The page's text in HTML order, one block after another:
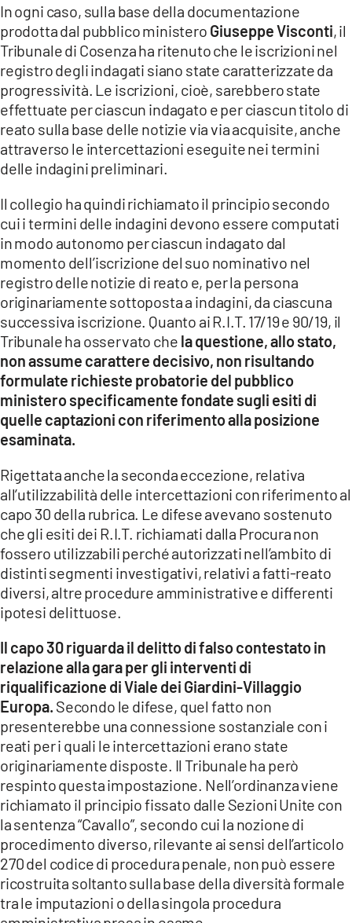
In ogni caso, sulla base della documentazione
prodotta dal pubblico ministero Giuseppe Visconti, il
Tribunale di Cosenza ha ritenuto che le iscrizioni nel
registro degli indagati siano state caratterizzate da
progressività. Le iscrizioni, cioè, sarebbero state
effettuate per ciascun indagato e per ciascun titolo di
reato sulla base delle notizie via via acquisite, anche
attraverso le intercettazioni eseguite nei termini
delle indagini preliminari.
Il collegio ha quindi richiamato il principio secondo
cui i termini delle indagini devono essere computati
in modo autonomo per ciascun indagato dal
momento dell’iscrizione del suo nominativo nel
registro delle notizie di reato e, per la persona
originariamente sottoposta a indagini, da ciascuna
successiva iscrizione. Quanto ai R.I.T. 17/19 e 90/19, il
Tribunale ha osservato che la questione, allo stato,
non assume carattere decisivo, non risultando
formulate richieste probatorie del pubblico
ministero specificamente fondate sugli esiti di
quelle captazioni con riferimento alla posizione
esaminata.
Rigettata anche la seconda eccezione, relativa
all’utilizzabilità delle intercettazioni con riferimento al
capo 30 della rubrica. Le difese avevano sostenuto
che gli esiti dei R.I.T. richiamati dalla Procura non
fossero utilizzabili perché autorizzati nell’ambito di
distinti segmenti investigativi, relativi a fatti-reato
diversi, altre procedure amministrative e differenti
ipotesi delittuose.
Il capo 30 riguarda il delitto di falso contestato in
relazione alla gara per gli interventi di
riqualificazione di Viale dei Giardini-Villaggio
Europa. Secondo le difese, quel fatto non
presenterebbe una connessione sostanziale con i
reati per i quali le intercettazioni erano state
originariamente disposte. Il Tribunale ha però
respinto questa impostazione. Nell’ordinanza viene
richiamato il principio fissato dalle Sezioni Unite con
la sentenza “Cavallo”, secondo cui la nozione di
procedimento diverso, rilevante ai sensi dell’articolo
270 del codice di procedura penale, non può essere
ricostruita soltanto sulla base della diversità formale
tra le imputazioni o della singola procedura